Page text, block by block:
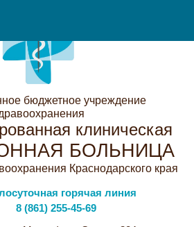
бюджетное учреждение
клиническая
БОЛЬНИЦА
Краснодарского края
горячая линия
8 (861) 255-45-69